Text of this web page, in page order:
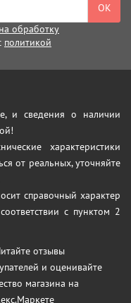
ОК
обработку
политикой
и сведения о наличии
характеристики
от реальных, уточняйте
справочный характер
с пунктом 2